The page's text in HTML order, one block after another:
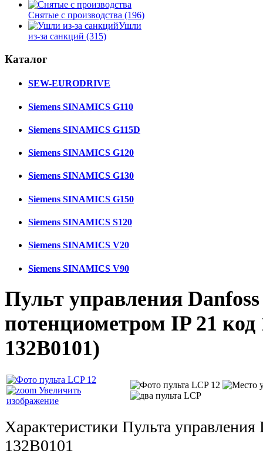
Снятые с производства (196)
Ушли
из-за санкций (315)
Каталог
SEW-EURODRIVE
Siemens SINAMICS G110
Siemens SINAMICS G115D
Siemens SINAMICS G120
Siemens SINAMICS G130
Siemens SINAMICS G150
Siemens SINAMICS S120
Siemens SINAMICS V20
Siemens SINAMICS V90
Пульт управления
потенциометром IP 21 код
132B0101)
Увеличить
изображение
Характеристики Пульта управления
132B0101